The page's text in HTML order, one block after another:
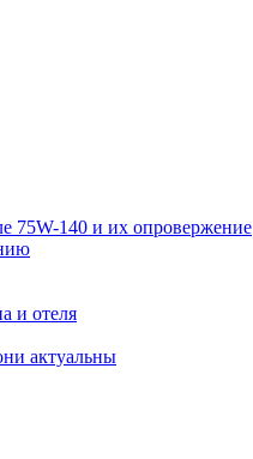
75W-140 и их опровержение
и отеля
актуальны